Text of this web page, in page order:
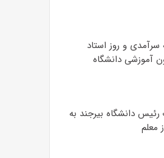
و روز استاد
آموزشی دانشگاه
رئیس دانشگاه بیرجند به
معلم